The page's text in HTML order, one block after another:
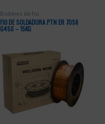
Bobines de fio
FIO DE SOLDADURA PTN ER 70S6
G4Si1 – 15KG